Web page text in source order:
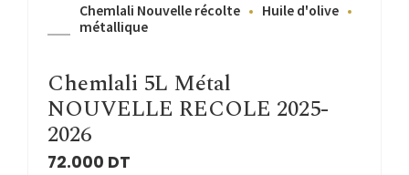
Chemlali Nouvelle récolte
Huile d'olive
métallique
Chemlali 5L Métal
NOUVELLE RECOLE 2025-
2026
72.000 DT